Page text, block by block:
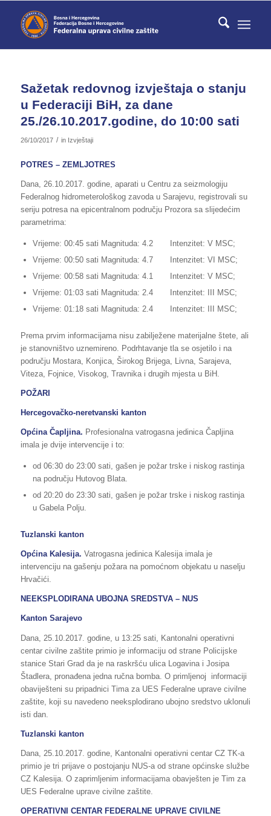
Sažetak redovnog izvještaja o stanju
u Federaciji BiH, za dane
25./26.10.2017.godine, do 10:00 sati
26/10/2017 / in Izvještaji
POTRES – ZEMLJOTRES
Dana, 26.10.2017. godine, aparati u Centru za seizmologiju
Federalnog hidrometerološkog zavoda u Sarajevu, registrovali su
seriju potresa na epicentralnom području Prozora sa slijedećim
parametrima:
Vrijeme: 00:45 sati Magnituda: 4.2 Intenzitet: V MSC;
Vrijeme: 00:50 sati Magnituda: 4.7 Intenzitet: VI MSC;
Vrijeme: 00:58 sati Magnituda: 4.1 Intenzitet: V MSC;
Vrijeme: 01:03 sati Magnituda: 2.4 Intenzitet: III MSC;
Vrijeme: 01:18 sati Magnituda: 2.4 Intenzitet: III MSC;
Prema prvim informacijama nisu zabilježene materijalne štete, ali
je stanovništvo uznemireno. Podrhtavanje tla se osjetilo i na
području Mostara, Konjica, Širokog Brijega, Livna, Sarajeva,
Viteza, Fojnice, Visokog, Travnika i drugih mjesta u BiH.
POŽARI
Hercegovačko-neretvanski kanton
Općina Čapljina. Profesionalna vatrogasna jedinica Čapljina
imala je dvije intervencije i to:
od 06:30 do 23:00 sati, gašen je požar trske i niskog rastinja
na području Hutovog Blata.
od 20:20 do 23:30 sati, gašen je požar trske i niskog rastinja
u Gabela Polju.
Tuzlanski kanton
Općina Kalesija. Vatrogasna jedinica Kalesija imala je
intervenciju na gašenju požara na pomoćnom objekatu u naselju
Hrvačići.
NEEKSPLODIRANA UBOJNA SREDSTVA – NUS
Kanton Sarajevo
Dana, 25.10.2017. godine, u 13:25 sati, Kantonalni operativni
centar civilne zaštite primio je informaciju od strane Policijske
stanice Stari Grad da je na raskršću ulica Logavina i Josipa
Štadlera, pronađena jedna ručna bomba. O primljenoj informaciji
obaviješteni su pripadnici Tima za UES Federalne uprave civilne
zaštite, koji su navedeno neeksplodirano ubojno sredstvo uklonuli
isti dan.
Tuzlanski kanton
Dana, 25.10.2017. godine, Kantonalni operativni centar CZ TK-a
primio je tri prijave o postojanju NUS-a od strane općinske službe
CZ Kalesija. O zaprimljenim informacijama obavješten je Tim za
UES Federalne uprave civilne zaštite.
OPERATIVNI CENTAR FEDERALNE UPRAVE CIVILNE